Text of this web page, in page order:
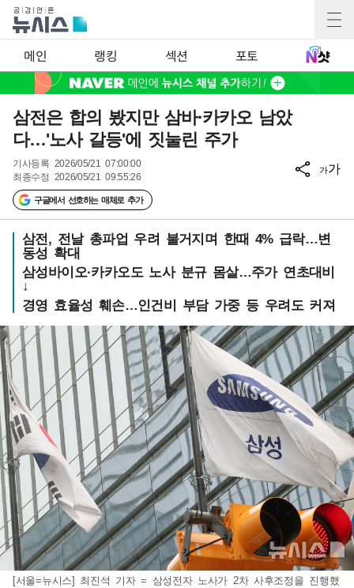
메인 랭킹 섹션 포토
삼전은 합의 봤지만 삼바·카카오 남았
다…'노사 갈등'에 짓눌린 주가
기사등록 2026/05/21 07:00:00
최종수정 2026/05/21 09:55:26
구글에서 선호하는 매체로 추가
가가
삼전, 전날 총파업 우려 불거지며 한때 4% 급락…변
동성 확대
삼성바이오·카카오도 노사 분규 몸살…주가 연초대비
↓
경영 효율성 훼손…인건비 부담 가중 등 우려도 커져
[서울=뉴시스] 최진석 기자 = 삼성전자 노사가 2차 사후조정을 진행했